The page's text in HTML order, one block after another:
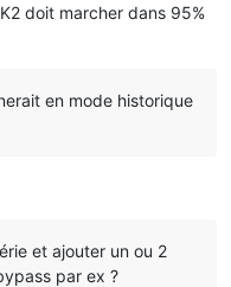
doit marcher dans 95%
en mode historique
et ajouter un ou 2
par ex ?